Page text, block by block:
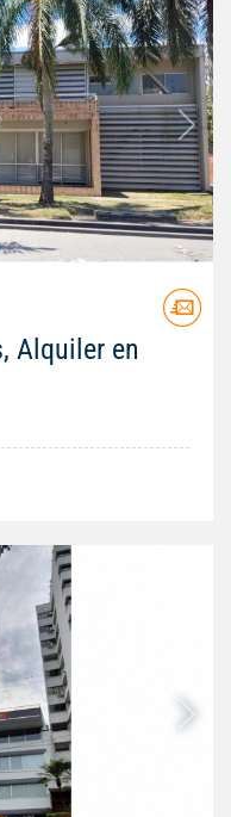
Alquiler en